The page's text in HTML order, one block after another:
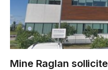
Mine Raglan